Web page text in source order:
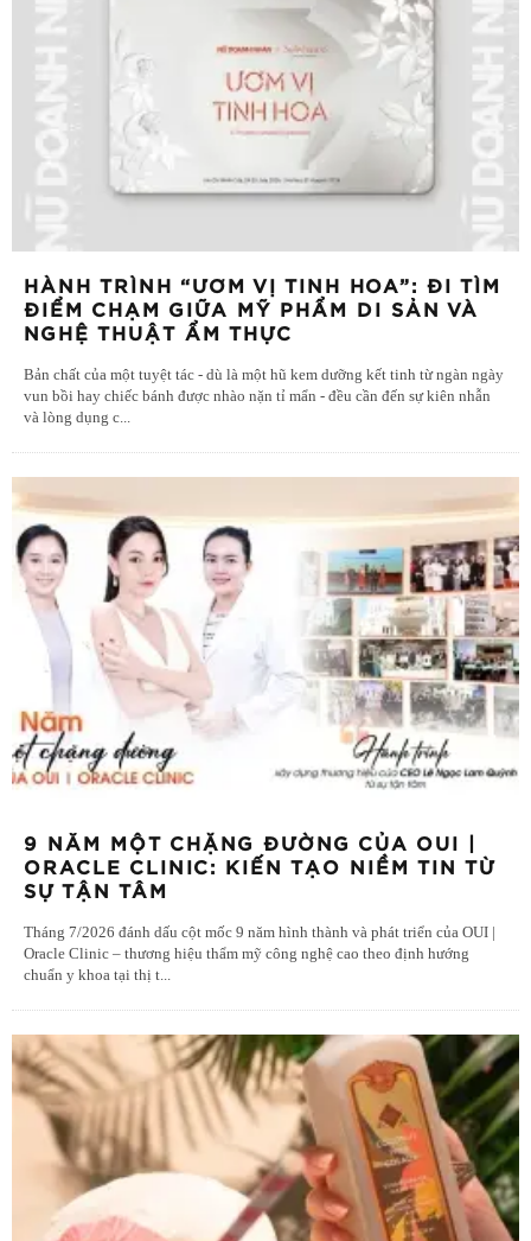
HÀNH TRÌNH “ƯƠM VỊ TINH HOA”: ĐI TÌM
ĐIỂM CHẠM GIỮA MỸ PHẨM DI SẢN VÀ
NGHỆ THUẬT ẨM THỰC
Bản chất của một tuyệt tác - dù là một hũ kem dưỡng kết tinh từ ngàn ngày
vun bồi hay chiếc bánh được nhào nặn tỉ mẩn - đều cần đến sự kiên nhẫn
và lòng dụng c...
9 NĂM MỘT CHẶNG ĐƯỜNG CỦA OUI |
ORACLE CLINIC: KIẾN TẠO NIỀM TIN TỪ
SỰ TẬN TÂM
Tháng 7/2026 đánh dấu cột mốc 9 năm hình thành và phát triển của OUI |
Oracle Clinic – thương hiệu thẩm mỹ công nghệ cao theo định hướng
chuẩn y khoa tại thị t...